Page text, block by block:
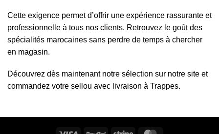
Cette exigence permet d’offrir une expérience rassurante et
professionnelle à tous nos clients. Retrouvez le goût des
spécialités marocaines sans perdre de temps à chercher
en magasin.
Découvrez dès maintenant notre sélection sur notre site et
commandez votre sellou avec livraison à Trappes.